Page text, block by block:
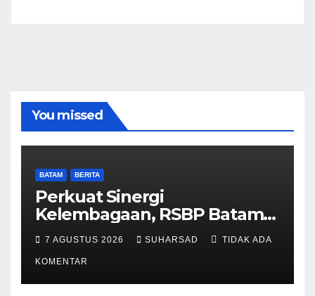
You missed
BATAM BERITA
Perkuat Sinergi
Kelembagaan, RSBP Batam
dan BPOM Pastikan
Pelayanan dan Ketersediaan
Obat Aman
7 AGUSTUS 2026 SUHARSAD TIDAK ADA
KOMENTAR